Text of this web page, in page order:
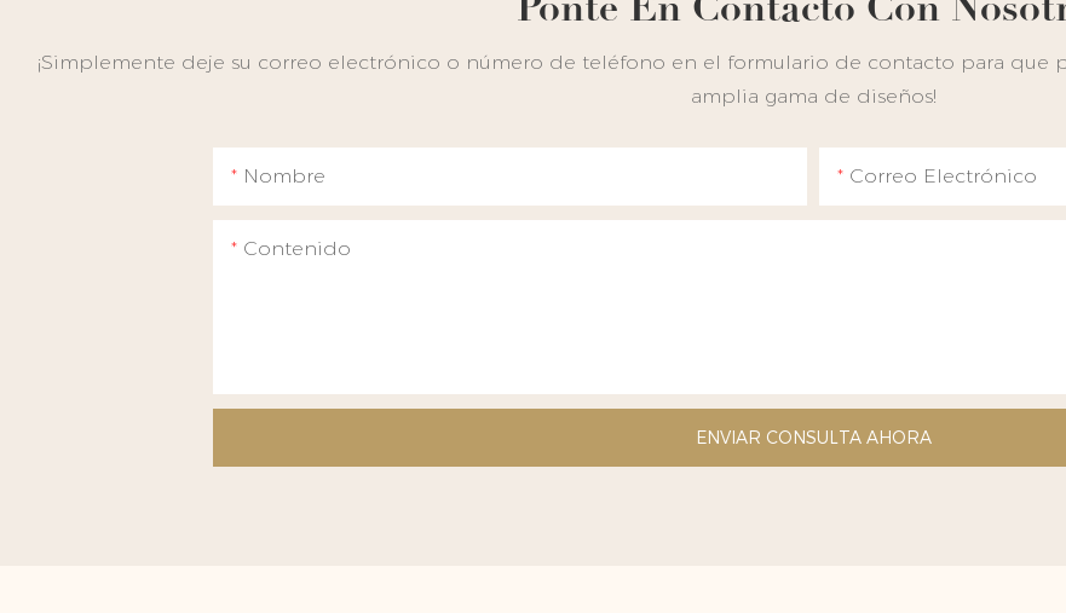
¡Simplemente deje su correo electrónico o número de teléfono en el formulario de contacto para que
amplia gama de diseños!
Nombre Correo Electrónico
Contenido
ENVIAR CONSULTA AHORA